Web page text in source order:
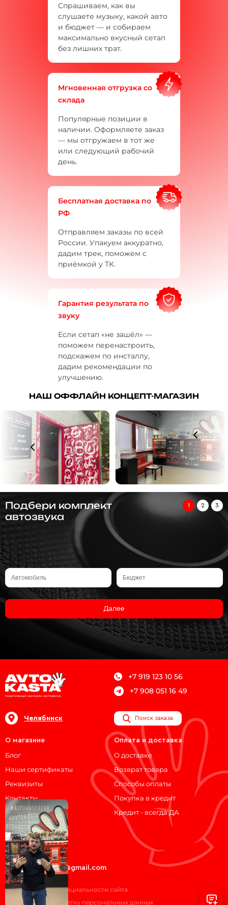
Спрашиваем, как вы
слушаете музыку, какой авто
и бюджет — и собираем
максимально вкусный сетап
без лишних трат.
Мгновенная отгрузка со
склада
Популярные позиции в
наличии. Оформляете заказ
— мы отгружаем в тот же
или следующий рабочий
день.
Бесплатная доставка по
РФ
Отправляем заказы по всей
России. Упакуем аккуратно,
дадим трек, поможем с
приёмкой у ТК.
Гарантия результата по
звуку
Если сетап «не зашёл» —
поможем перенастроить,
подскажем по инсталлу,
дадим рекомендации по
улучшению.
НАШ ОФФЛАЙН КОНЦЕПТ-МАГАЗИН
Подбери комплект
автозвука
1 2 3
Далее
+7 919 123 10 56
+7 908 051 16 49
Челябинск Поиск заказа
О магазине
Блог
Наши сертификаты
Реквизиты
Контакты
Оплата и доставка
О доставке
Возврат товара
Способы оплаты
Покупка в кредит
Кредит - всегда ДА
Мы на связи!
ВКонтакте
Telegram
avtokasta74@gmail.com
Политика конфиденциальности сайта.
Согласие на обработку персональных данных